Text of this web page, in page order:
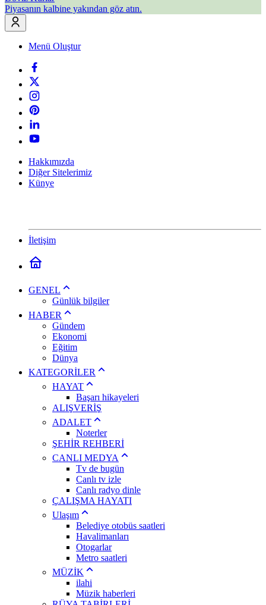
Piyasanın kalbine yakından göz atın.
Menü Oluştur
Hakkımızda
Diğer Sitelerimiz
Künye
İletişim
GENEL
Günlük bilgiler
HABER
Gündem
Ekonomi
Eğitim
Dünya
KATEGORİLER
HAYAT
Başarı hikayeleri
ALIŞVERİŞ
ADALET
Noterler
ŞEHİR REHBERİ
CANLI MEDYA
Tv de bugün
Canlı tv izle
Canlı radyo dinle
ÇALIŞMA HAYATI
Ulaşım
Belediye otobüs saatleri
Havalimanları
Otogarlar
Metro saatleri
MÜZİK
ilahi
Müzik haberleri